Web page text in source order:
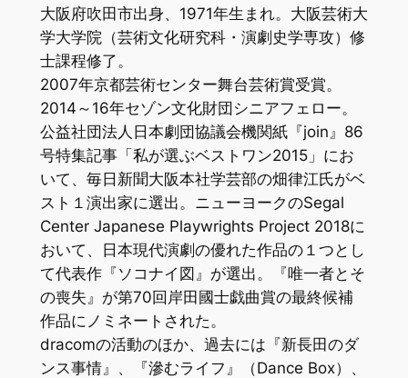
大阪府吹田市出身、1971年生まれ。大阪芸術大
学大学院（芸術文化研究科・演劇史学専攻）修
士課程修了。
2007年京都芸術センター舞台芸術賞受賞。
2014～16年セゾン文化財団シニアフェロー。
公益社団法人日本劇団協議会機関紙『join』86
号特集記事「私が選ぶベストワン2015」にお
いて、毎日新聞大阪本社学芸部の畑律江氏がベ
スト１演出家に選出。ニューヨークのSegal
Center Japanese Playwrights Project 2018に
おいて、日本現代演劇の優れた作品の１つとし
て代表作『ソコナイ図』が選出。『唯一者とそ
の喪失』が第70回岸田國士戯曲賞の最終候補
作品にノミネートされた。
dracomの活動のほか、過去には『新長田のダ
ンス事情』、『滲むライフ』（Dance Box）、